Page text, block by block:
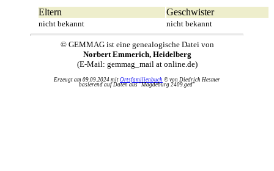
Eltern Geschwister
nicht bekannt nicht bekannt
© GEMMAG ist eine genealogische Datei von
Norbert Emmerich, Heidelberg
(E-Mail: gemmag_mail at online.de)
Erzeugt am 09.09.2024 mit Ortsfamilienbuch © von Diedrich Hesmer
basierend auf Daten aus "Magdeburg 2409.ged"